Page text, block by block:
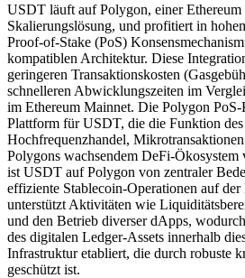
USDT läuft auf Polygon, einer Ethereum
Skalierungslösung, und profitiert in
Proof-of-Stake (PoS)
kompatiblen Architektur. Diese
geringeren Transaktionskosten
schnelleren Abwicklungszeiten im
im Ethereum Mainnet. Die Polygon PoS-
Plattform für USDT, die die Funktion
Hochfrequenzhandel,
Polygons wachsendem DeFi-Ökosystem
ist USDT auf Polygon von zentraler
effiziente Stablecoin-Operationen auf der
unterstützt Aktivitäten wie
und den Betrieb diverser dApps,
des digitalen Ledger-Assets innerhalb
Infrastruktur etabliert, die durch robuste
geschützt ist.